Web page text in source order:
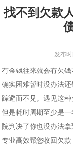
找不到欠款
发布时
有金钱往来就会有欠
确实困难暂时没办法
踪避而不见。遇见这
但是耗时周期至少是
院判决了你也没办法
专业高效帮您收回欠